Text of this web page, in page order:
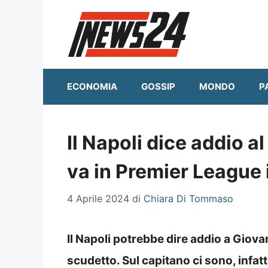
ECONOMIA GOSSIP MONDO
Il Napoli dice addio
va in Premier
4 Aprile 2024 di Chiara Di Tommaso
Il Napoli potrebbe dire addio a
scudetto. Sul capitano ci sono,